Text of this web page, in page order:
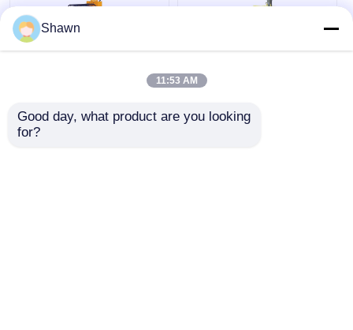
লাইটিং যানবাহন ৫ মিটার লাইট
কিলোওয়াট ডিজেল জেনারেটর
গাড়ির আলো টাওয়ার
Shawn
11:53 AM
Good day, what product are you looking
for?